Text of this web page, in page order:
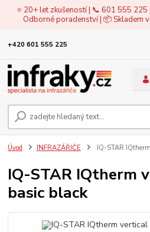
⭐ 20+ let zkušeností | 📞 601 555 225
Odborné poradenství | 📦 Skladem
+420 601 555 225
Úvod INFRAZÁŘIČE IQ-STAR
IQ-STAR IQtherm
basic black